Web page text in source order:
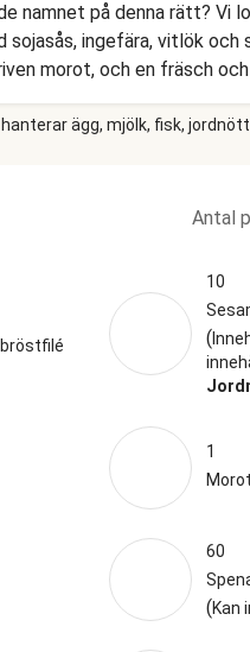
namnet på denna rätt?
sojasås, ingefära, vitlök
morot, och en fräsch
ägg, mjölk, fisk,
Antal
10
(
1
Morot
60
(Kan